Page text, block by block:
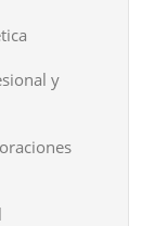
y